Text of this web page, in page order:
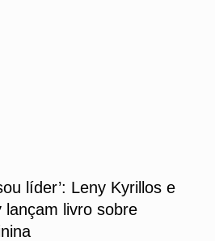
líder’: Leny Kyrillos e
lançam livro sobre